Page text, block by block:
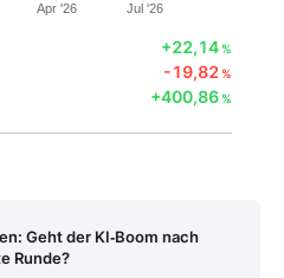
Apr '26 Jul '26
+22,14%
-19,82%
+400,86%
Geht der KI‑Boom nach
Runde?